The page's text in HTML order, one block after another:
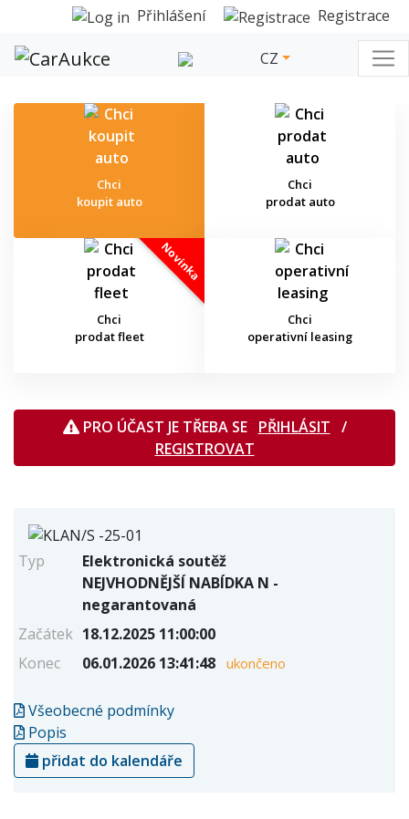
Přihlášení Registrace
CZ
Chci
koupit auto
Chci
prodat auto
Novinka
Chci
prodat fleet
Chci
operativní leasing
PRO ÚČAST JE TŘEBA SE PŘIHLÁSIT /
REGISTROVAT
Typ
Elektronická soutěž
NEJVHODNĚJŠÍ NABÍDKA N -
negarantovaná
Začátek 18.12.2025 11:00:00
Konec
06.01.2026 13:41:48 ukončeno
Všeobecné podmínky
Popis
přidat do kalendáře